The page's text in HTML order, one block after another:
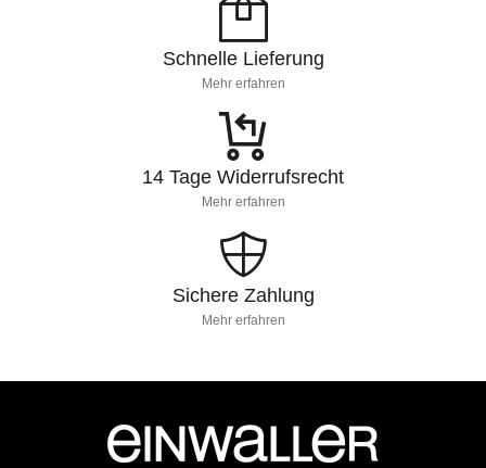
Schnelle Lieferung
Mehr erfahren
14 Tage Widerrufsrecht
Mehr erfahren
Sichere Zahlung
Mehr erfahren